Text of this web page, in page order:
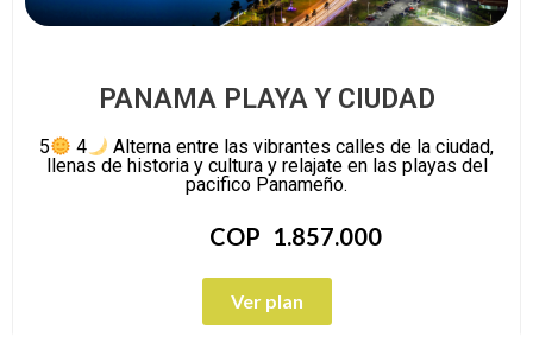
PANAMA PLAYA Y CIUDAD
5 4
Alterna entre las vibrantes calles de la ciudad,
llenas de historia y cultura y relajate en las playas del
pacifico Panameño.
COP 1.857.000
Ver plan